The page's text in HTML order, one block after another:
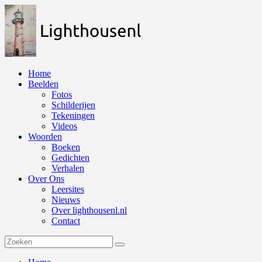
Naar
de
inhoud
springen
Home
Beelden
Fotos
Schilderijen
Tekeningen
Videos
Woorden
Boeken
Gedichten
Verhalen
Over Ons
Leersites
Nieuws
Over lighthousenl.nl
Contact